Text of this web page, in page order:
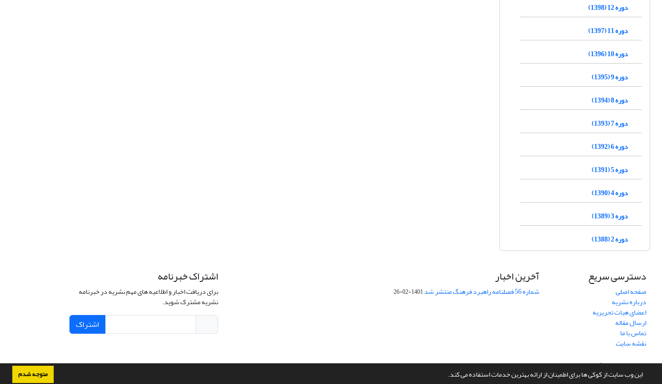
این وب سایت از کوکی ها برای اطمینان از ارائه بهترین خدمات استفاده می کند. متوجه شدم
دوره 12 (1398)
دوره 11 (1397)
دوره 10 (1396)
دوره 9 (1395)
دوره 8 (1394)
دوره 7 (1393)
دوره 6 (1392)
دوره 5 (1391)
دوره 4 (1390)
دوره 3 (1389)
دوره 2 (1388)
دسترسی سریع
صفحه اصلی
درباره نشریه
اعضای هیات تحریریه
ارسال مقاله
تماس با ما
نقشه سایت
آخرین اخبار
شماره 56 فصلنامه راهبرد فرهنگ منتشر شد 1401-02-26
اشتراک خبرنامه
برای دریافت اخبار و اطلاعیه های مهم نشریه در خبرنامه
نشریه مشترک شوید.
اشتراک
سامانه مدیریت نشریات علمی.طراحی و پیاده سازی ازسیناوب